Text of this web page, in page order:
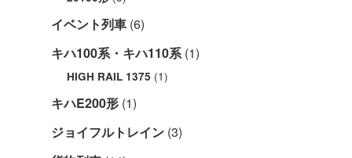
イベント列車 (6)
キハ100系・キハ110系(1)
HIGH RAIL 1375 (1)
キハE200形 (1)
ジョイフルトレイン (3)